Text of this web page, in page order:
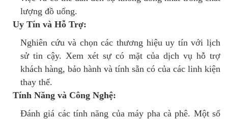
lượng đồ uống.
Uy Tín và Hỗ Trợ:
Nghiên cứu và chọn các thương hiệu uy tín với lịch
sử tin cậy. Xem xét sự có mặt của dịch vụ hỗ trợ
khách hàng, bảo hành và tính sẵn có của các linh kiện
thay thế.
Tính Năng và Công Nghệ:
Đánh giá các tính năng của máy pha cà phê. Một số